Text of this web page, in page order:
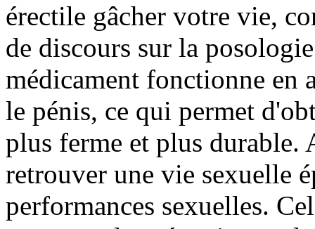
érectile gâcher votre vie,
de discours sur la
médicament fonctionne en
le pénis, ce qui permet
plus ferme et plus durable.
retrouver une vie sexuelle
performances sexuelles.